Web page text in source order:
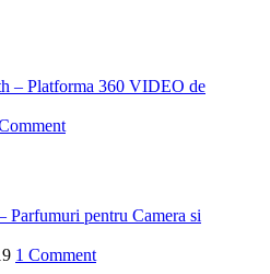
– Platforma 360 VIDEO de
pentru Camera si
1 Comment